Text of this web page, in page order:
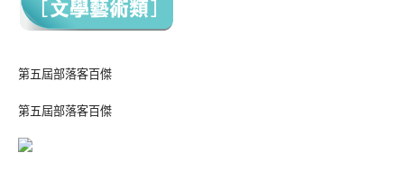
第五屆部落客百傑
第五屆部落客百傑